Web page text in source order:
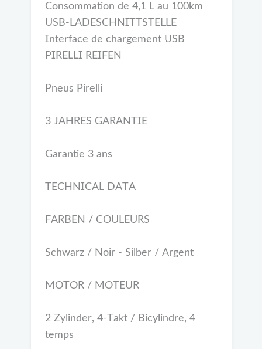
Consommation de 4,1 L au 100km
USB-LADESCHNITTSTELLE
Interface de chargement USB
PIRELLI REIFEN
Pneus Pirelli
3 JAHRES GARANTIE
Garantie 3 ans
TECHNICAL DATA
FARBEN / COULEURS
Schwarz / Noir - Silber / Argent
MOTOR / MOTEUR
2 Zylinder, 4-Takt / Bicylindre, 4
temps